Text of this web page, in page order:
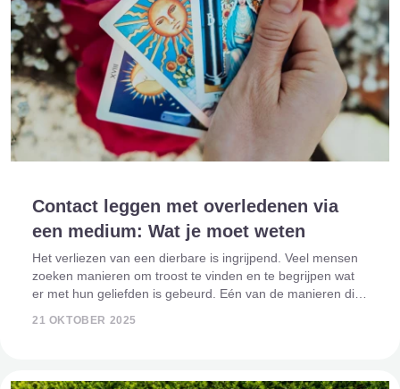
Contact leggen met overledenen via
een medium: Wat je moet weten
Het verliezen van een dierbare is ingrijpend. Veel mensen
zoeken manieren om troost te vinden en te begrijpen wat
er met hun geliefden is gebeurd. Eén van de manieren die
overledenen via een medium.
21 OKTOBER 2025